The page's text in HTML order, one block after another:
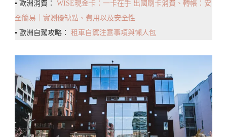
▪️ 歐洲消費： WISE現金卡：一卡在手 出國刷卡消費、轉帳：安
全簡易｜實測優缺點、費用以及安全性
▪️ 歐洲自駕攻略： 租車自駕注意事項與懶人包